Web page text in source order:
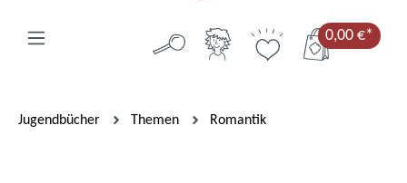
0,00 €*
Jugendbücher Themen Romantik